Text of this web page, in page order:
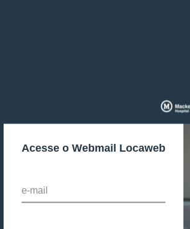
Acesse o Webmail Locaweb
e-mail